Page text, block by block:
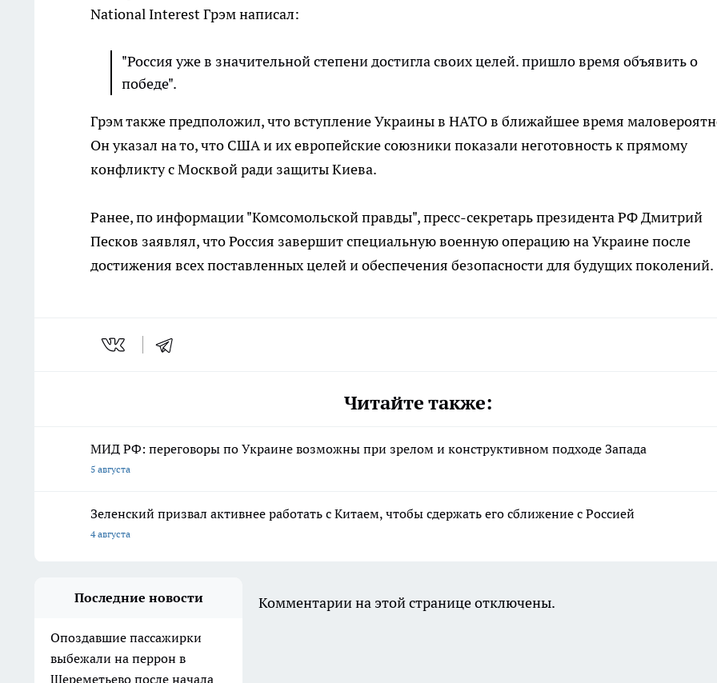
National Interest Грэм написал:
"Россия уже в значительной степени достигла своих целей. пришло время объявить о
победе".
Грэм также предположил, что вступление Украины в НАТО в ближайшее время
Он указал на то, что США и их европейские союзники показали неготовность к прямому
конфликту с Москвой ради защиты Киева.
Ранее, по информации "Комсомольской правды", пресс-секретарь президента РФ Дмитрий
Песков заявлял, что Россия завершит специальную военную операцию на Украине после
достижения всех поставленных целей и обеспечения безопасности для будущих поколений.
Читайте также:
МИД РФ: переговоры по Украине возможны при зрелом и конструктивном подходе Запада
5 августа
Зеленский призвал активнее работать с Китаем, чтобы сдержать его сближение с Россией
4 августа
Последние новости
Опоздавшие пассажирки
выбежали на перрон в
Шереметьево после начала
Комментарии на этой странице отключены.